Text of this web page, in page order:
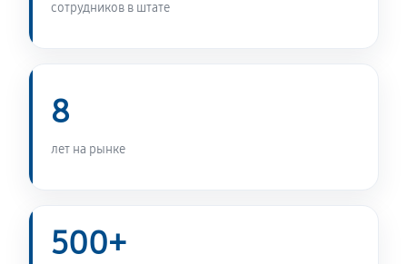
сотрудников в штате
8
лет на рынке
500+